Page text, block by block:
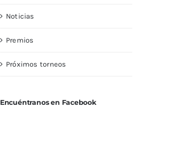
Noticias
Premios
Próximos torneos
Encuéntranos en Facebook